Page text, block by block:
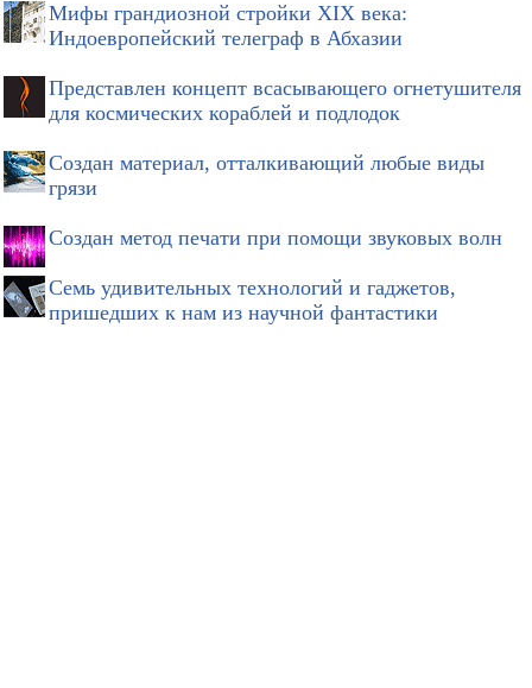
Мифы грандиозной стройки XIX века:
Индоевропейский телеграф в Абхазии
Представлен концепт всасывающего огнетушителя
для космических кораблей и подлодок
Создан материал, отталкивающий любые виды
грязи
Создан метод печати при помощи звуковых волн
Семь удивительных технологий и гаджетов,
пришедших к нам из научной фантастики